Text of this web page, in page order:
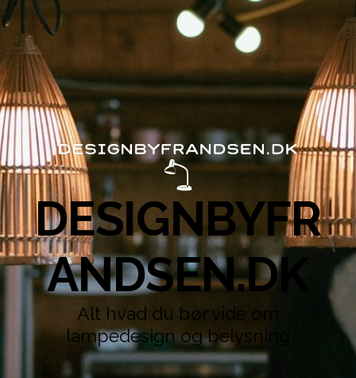
DESIGNBYFR
ANDSEN.DK
Alt hvad du bør vide om
lampedesign og belysning